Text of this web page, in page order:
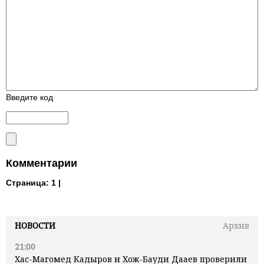
НОВОСТИ
Архив
21:00
Хас-Магомед Кадыров и Хож-Бауди Дааев проверили
Введите код
Комментарии
Страница: 1 |